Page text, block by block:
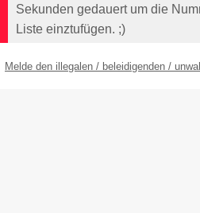
Sekunden gedauert um die
Liste einztufügen. ;)
Melde den illegalen / beleidigenden /